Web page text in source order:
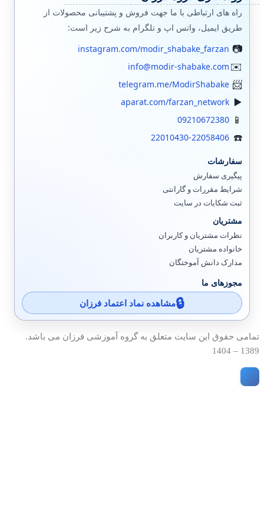
راه های ارتباطی با ما جهت فروش و پشتیبانی محصولات از
طریق ایمیل، واتس اپ و تلگرام به شرح زیر است:
instagram.com/modir_shabake_farzan
info@modir-shabake.com
telegram.me/ModirShabake
aparat.com/farzan_network
09210672380
22010430-22058406
سفارشات
پیگیری سفارش
شرایط مقررات و گارانتی
ثبت شکایات در سایت
مشتریان
نظرات مشتریان و کاربران
خانواده مشتریان
مدارک دانش آموختگان
مجوزهای ما
مشاهده نماد اعتماد فرزان
تمامی حقوق این سایت متعلق به گروه آموزشی فرزان می باشد.
1389 – 1404